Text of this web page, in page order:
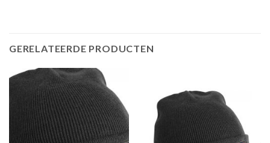
GERELATEERDE PRODUCTEN